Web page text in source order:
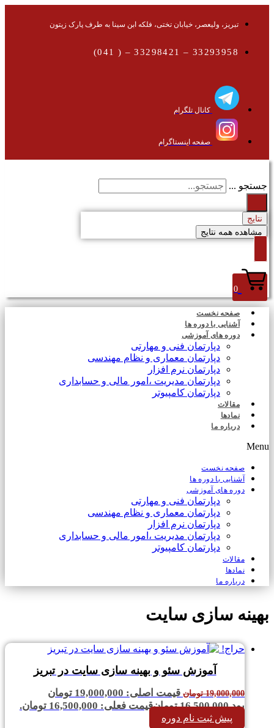
تبریز، ولیعصر، خیابان تختی، فلکه ابن سینا به طرف پارک زیتون
33293958 – 33298421 – ( 041)
کانال تلگرام
صفحه اینستاگرام
جستجو ...
نتایج
مشاهده همه نتایج
0
صفحه نخست
آشنایی با دوره ها
دوره های آموزشی
دپارتمان فنی و مهارتی
دپارتمان معماری و نظام مهندسی
دپارتمان نرم افزار
دپارتمان مدیریت ،امور مالی و حسابداری
دپارتمان کامپیوتر
مقالات
نمادها
درباره ما
Menu
صفحه نخست
آشنایی با دوره ها
دوره های آموزشی
دپارتمان فنی و مهارتی
دپارتمان معماری و نظام مهندسی
دپارتمان نرم افزار
دپارتمان مدیریت ،امور مالی و حسابداری
دپارتمان کامپیوتر
مقالات
نمادها
درباره ما
بهینه سازی سایت
حراج!
آموزش سئو و بهینه سازی سایت در تبریز
19,000,000 تومان
قیمت اصلی: 19,000,000 تومان
بود.16,500,000 تومانقیمت فعلی: 16,500,000 تومان.
پیش ثبت نام دوره